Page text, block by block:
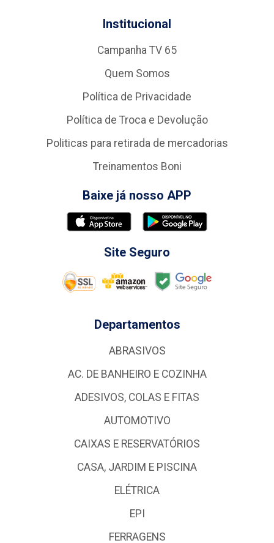
Institucional
Campanha TV 65
Quem Somos
Política de Privacidade
Política de Troca e Devolução
Politicas para retirada de mercadorias
Treinamentos Boni
Baixe já nosso APP
Site Seguro
Departamentos
ABRASIVOS
AC. DE BANHEIRO E COZINHA
ADESIVOS, COLAS E FITAS
AUTOMOTIVO
CAIXAS E RESERVATÓRIOS
CASA, JARDIM E PISCINA
ELÉTRICA
EPI
FERRAGENS